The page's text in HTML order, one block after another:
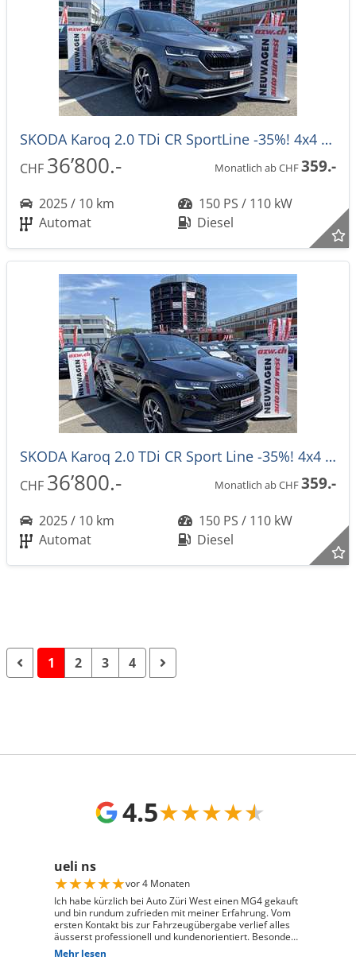
SKODA Karoq 2.0 TDi CR SportLine -35%! 4x4 DSG-Automat
CHF 36’800.- Monatlich ab CHF359.-
2025 / 10 km
150 PS / 110 kW
Automat
Diesel
SKODA Karoq 2.0 TDi CR Sport Line -35%! 4x4 DSG-Automat
CHF 36’800.- Monatlich ab CHF359.-
2025 / 10 km
150 PS / 110 kW
Automat
Diesel
1 2 3 4
4.5★★★★★
ueli ns
★★★★★vor 4 Monaten
Ich habe kürzlich bei Auto Züri West einen MG4 gekauft
und bin rundum zufrieden mit meiner Erfahrung. Vom
ersten Kontakt bis zur Fahrzeugübergabe verlief alles
äusserst professionell und kundenorientiert. Besonders
hervorheben möchte ich die hervorragende Beratung
durch Herrn David Panic. Er hat sich viel Zeit
Mehr lesen